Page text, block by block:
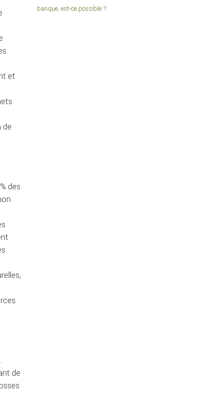
et
de
des
de
banque, est-ce possible ?